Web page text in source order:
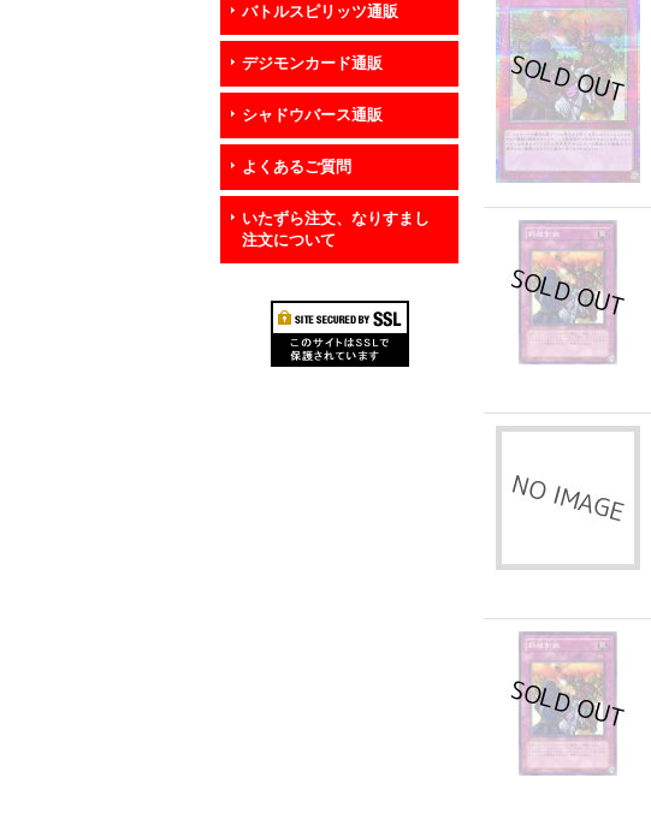
バトルスピリッツ通販
デジモンカード通販
シャドウバース通販
よくあるご質問
いたずら注文、なりすまし
注文について